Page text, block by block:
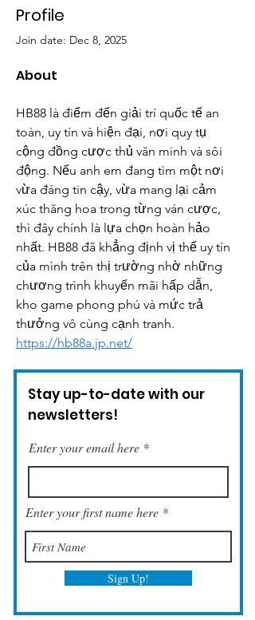
Profile
Join date: Dec 8, 2025
About
HB88 là điểm đến giải trí quốc tế an
toàn, uy tín và hiện đại, nơi quy tụ
cộng đồng cược thủ văn minh và sôi
động. Nếu anh em đang tìm một nơi
vừa đáng tin cậy, vừa mang lại cảm
xúc thăng hoa trong từng ván cược,
thì đây chính là lựa chọn hoàn hảo
nhất. HB88 đã khẳng định vị thế uy tín
của mình trên thị trường nhờ những
chương trình khuyến mãi hấp dẫn,
kho game phong phú và mức trả
thưởng vô cùng cạnh tranh.
https://hb88a.jp.net/
Stay up-to-date with our
newsletters!
Enter your email here
Enter your first name here
Sign Up!